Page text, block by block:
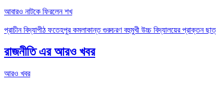
আবারও নাটকে ফিরলেন শখ
প্রাচীন বিদ্যাপীঠ ফতেহপুর কমলাকান্ত গুরুচরণ বহুমুখী উচ্চ বিদ্যালয়ের প্রাক্তন
রাজনীতি এর আরও খবর
আরও খবর